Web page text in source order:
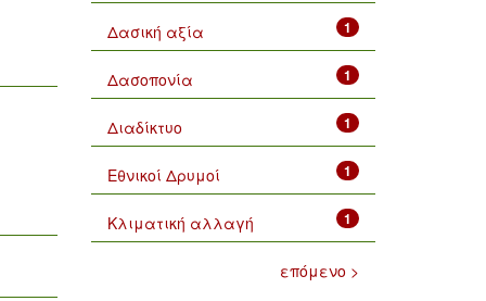
1
Δασική αξία
1
Δασοπονία
1
Διαδίκτυο
1
Εθνικοί Δρυμοί
1
Κλιματική αλλαγή
επόμενο >